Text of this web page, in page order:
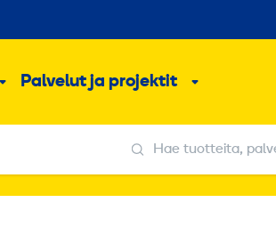
Alavalikko
Palvelut ja projektit Alavalikko
Hae tuotteita,
Hae tuotteita,